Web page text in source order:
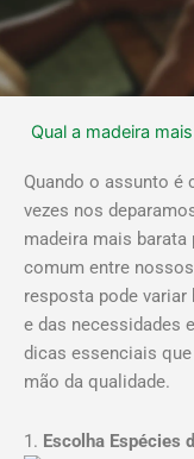
Qual a madeira
Quando o assunto é
vezes nos
madeira mais barata
comum entre
resposta pode
e das necessidades
dicas essenciais
mão da qualidade.
1. Escolha Espécies